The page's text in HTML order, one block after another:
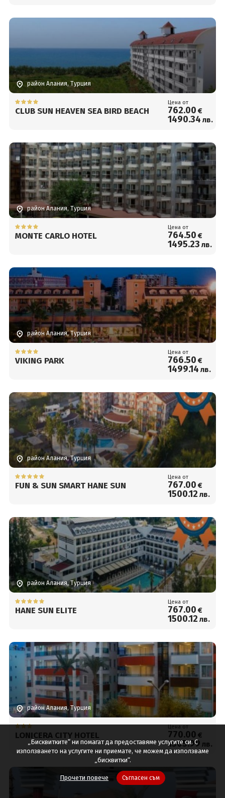
район Алания, Турция
CLUB SUN HEAVEN SEA BIRD BEACH
Цена от
762.00 €
1490.34 лв.
район Алания, Турция
MONTE CARLO HOTEL
Цена от
764.50 €
1495.23 лв.
район Алания, Турция
VIKING PARK
Цена от
766.50 €
1499.14 лв.
район Алания, Турция
FUN & SUN SMART HANE SUN
Цена от
767.00 €
1500.12лв.
район Алания, Турция
HANE SUN ELITE
Цена от
767.00 €
1500.12лв.
район Алания, Турция
LONICERA CITY HOTEL
Цена от
770.00 €
1505.99 лв.
„Бисквитките“ ни помагат да предоставяме услугите си. С
използването на услугите ни приемате, че можем да използваме
„бисквитки“.
Прочети повече Съгласен съм